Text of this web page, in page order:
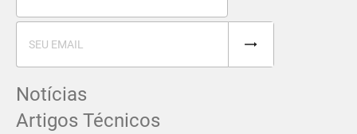
Notícias
Artigos Técnicos